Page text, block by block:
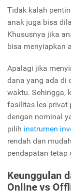
Tidak kalah
anak juga bisa
Khususnya jika
bisa menyiapkan
Apalagi jika
dana yang ada di
waktu. Sehingga,
fasilitas les privat
dengan nominal
pilih instrumen
rendah dan
pendapatan tetap
Keunggulan
Online vs